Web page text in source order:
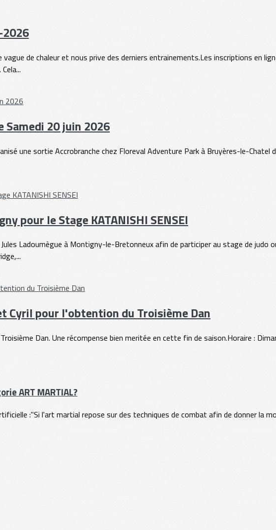
2026
vague de chaleur et nous prive des derniers entrainements.Les inscriptions en
Samedi 20 juin 2026
une sortie Accrobranche chez Floreval Adventure Park à Bruyères-le-
pour le Stage KATANISHI SENSEI
Ladoumègue à Montigny-le-Bretonneux afin de participer au stage de judo
Cyril pour l'obtention du Troisième Dan
Dan. Une récompense bien meritée en cette fin de saison.Horaire :
ART MARTIAL?
:"Si l'art martial repose sur des techniques de combat afin de donner la